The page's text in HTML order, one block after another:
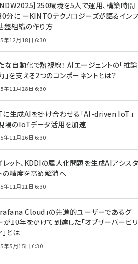
】250環境を5人で運用、構築時間
分に ーKINTOテクノロジーズが語るインフ
盤組織の作り方
年12月18日 6:30
な自動化で熱視線！ AIエージェントの「推論
」を支える2つのコンポーネントとは？
年11月28日 6:30
に生成AIを掛け合わせる「AI-driven IoT」
場のIoTデータ活用を加速
年11月26日 6:30
レット、KDDIの属人化問題を生成AIアシスタ
の精度を高め解消へ
年11月21日 6:30
Cloud」の先進的ユーザーであるグ
が10年をかけて到達した「オブザーバービリ
」とは
年5月15日 6:30